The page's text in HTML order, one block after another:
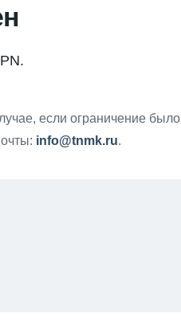
если ограничение было
info@tnmk.ru.